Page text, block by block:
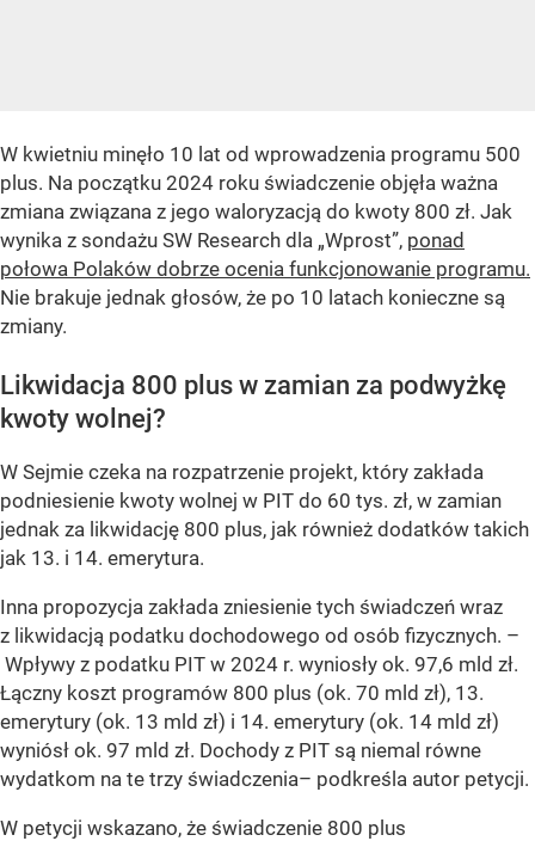
W kwietniu minęło 10 lat od wprowadzenia programu 500
plus. Na początku 2024 roku świadczenie objęła ważna
zmiana związana z jego waloryzacją do kwoty 800 zł. Jak
wynika z sondażu SW Research dla „Wprost”, ponad
połowa Polaków dobrze ocenia funkcjonowanie programu.
Nie brakuje jednak głosów, że po 10 latach konieczne są
zmiany.
Likwidacja 800 plus w zamian za podwyżkę
kwoty wolnej?
W Sejmie czeka na rozpatrzenie projekt, który zakłada
podniesienie kwoty wolnej w PIT do 60 tys. zł, w zamian
jednak za likwidację 800 plus, jak również dodatków takich
jak 13. i 14. emerytura.
Inna propozycja zakłada zniesienie tych świadczeń wraz
z likwidacją podatku dochodowego od osób fizycznych. –
Wpływy z podatku PIT w 2024 r. wyniosły ok. 97,6 mld zł.
Łączny koszt programów 800 plus (ok. 70 mld zł), 13.
emerytury (ok. 13 mld zł) i 14. emerytury (ok. 14 mld zł)
wyniósł ok. 97 mld zł. Dochody z PIT są niemal równe
wydatkom na te trzy świadczenia– podkreśla autor petycji.
W petycji wskazano, że świadczenie 800 plus